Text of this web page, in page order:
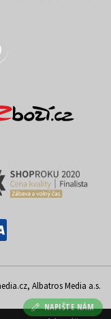
NAPIŠTE NÁM
Albatros Media a.s.